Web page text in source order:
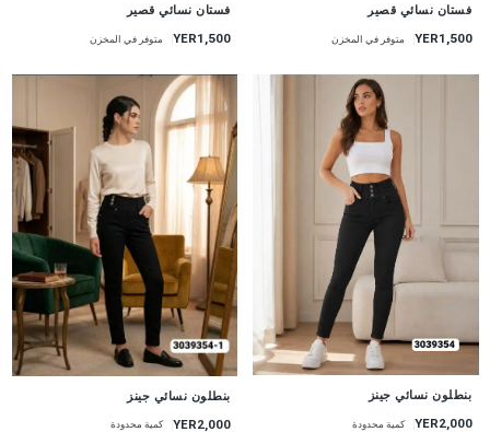
فستان نسائي قصير
YER1,500 متوفر في المخزن
فستان نسائي قصير
YER1,500 متوفر في المخزن
جديد
بنطلون نسائي جينز
YER2,000 كمية محدودة
بنطلون نسائي جينز
YER2,000 كمية محدودة